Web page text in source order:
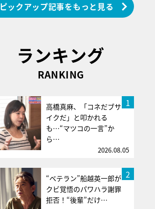
ピックアップ記事をもっと見る
ランキング
RANKING
1
高橋真麻、「コネだブサ
イクだ」と叩かれる
も…“マツコの一言”か
ら…
2026.08.05
2
“ベテラン”船越英一郎が
クビ覚悟のパワハラ謝罪
拒否！“後輩”だけ…